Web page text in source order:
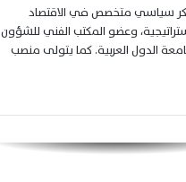
سياسي متخصص في الاقتصاد
وعضو المكتب الفني للشؤون
الدول العربية. كما يتولى منصب
سعر الذهب عيار 14 اليوم الإثنين 27 يوليو
جنيهًا